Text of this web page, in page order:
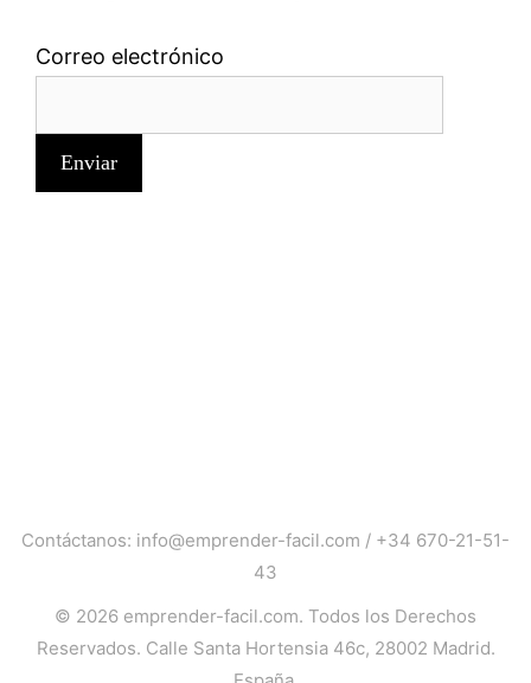
Correo electrónico
Contáctanos: info@emprender-facil.com / +34 670-21-51-
43
© 2026 emprender-facil.com. Todos los Derechos
Reservados. Calle Santa Hortensia 46c, 28002 Madrid.